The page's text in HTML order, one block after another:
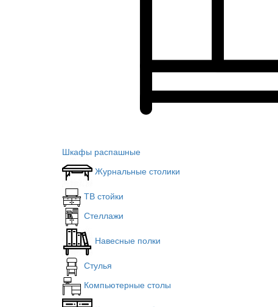
Шкафы распашные
Журнальные столики
ТВ стойки
Стеллажи
Навесные полки
Стулья
Компьютерные столы